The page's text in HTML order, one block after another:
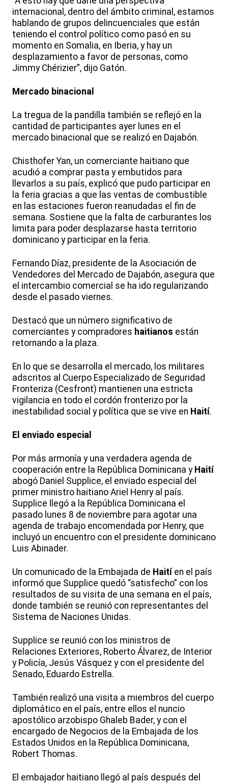
internacional, dentro del ámbito criminal, estamos
hablando de grupos delincuenciales que están
teniendo el control político como pasó en su
momento en Somalia, en Iberia, y hay un
desplazamiento a favor de personas, como
Jimmy Chérizier”, dijo Gatón.
Mercado binacional
La tregua de la pandilla también se reflejó en la
cantidad de participantes ayer lunes en el
mercado binacional que se realizó en Dajabón.
Chisthofer Yan, un comerciante haitiano que
acudió a comprar pasta y embutidos para
llevarlos a su país, explicó que pudo participar en
la feria gracias a que las ventas de combustible
en las estaciones fueron reanudadas el fin de
semana. Sostiene que la falta de carburantes los
limita para poder desplazarse hasta territorio
dominicano y participar en la feria.
Fernando Díaz, presidente de la Asociación de
Vendedores del Mercado de Dajabón, asegura que
el intercambio comercial se ha ido regularizando
desde el pasado viernes.
Destacó que un número significativo de
comerciantes y compradores haitianos están
retornando a la plaza.
En lo que se desarrolla el mercado, los militares
adscritos al Cuerpo Especializado de Seguridad
Fronteriza (Cesfront) mantienen una estricta
vigilancia en todo el cordón fronterizo por la
inestabilidad social y política que se vive en Haití.
El enviado especial
Por más armonía y una verdadera agenda de
cooperación entre la República Dominicana y Haití
abogó Daniel Supplice, el enviado especial del
primer ministro haitiano Ariel Henry al país.
Supplice llegó a la República Dominicana el
pasado lunes 8 de noviembre para agotar una
agenda de trabajo encomendada por Henry, que
incluyó un encuentro con el presidente dominicano
Luis Abinader.
Un comunicado de la Embajada de Haití en el país
informó que Supplice quedó “satisfecho” con los
resultados de su visita de una semana en el país,
donde también se reunió con representantes del
Sistema de Naciones Unidas.
Supplice se reunió con los ministros de
Relaciones Exteriores, Roberto Álvarez, de Interior
y Policía, Jesús Vásquez y con el presidente del
Senado, Eduardo Estrella.
También realizó una visita a miembros del cuerpo
diplomático en el país, entre ellos el nuncio
apostólico arzobispo Ghaleb Bader, y con el
encargado de Negocios de la Embajada de los
Estados Unidos en la República Dominicana,
Robert Thomas.
El embajador haitiano llegó al país después del